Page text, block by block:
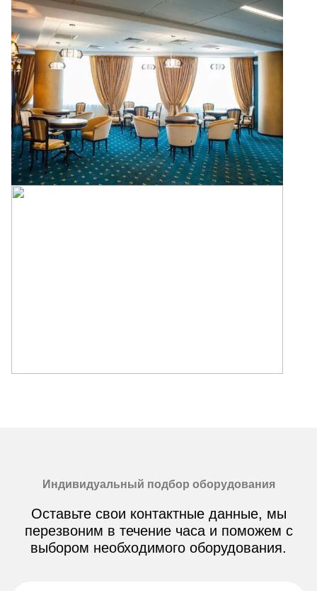
Индивидуальный подбор оборудования
Оставьте свои контактные данные, мы
перезвоним в течение часа и поможем с
выбором необходимого оборудования.